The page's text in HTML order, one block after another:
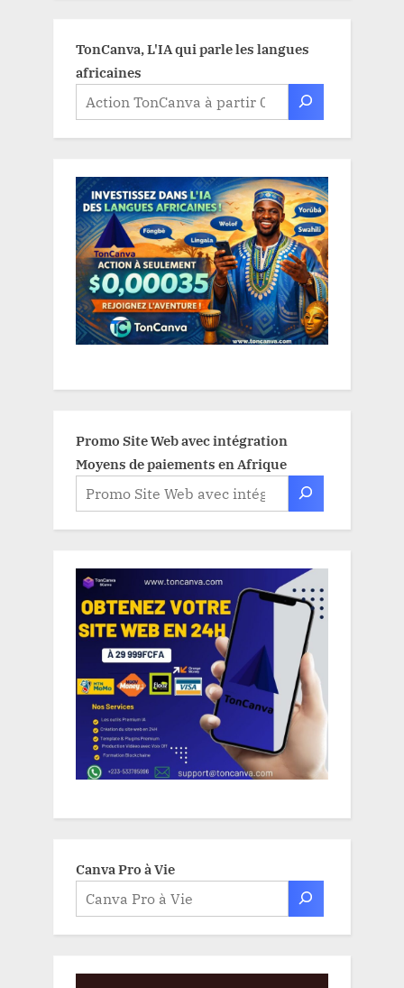
TonCanva, L'IA qui parle les langues
africaines
Promo Site Web avec intégration
Moyens de paiements en Afrique
Canva Pro à Vie